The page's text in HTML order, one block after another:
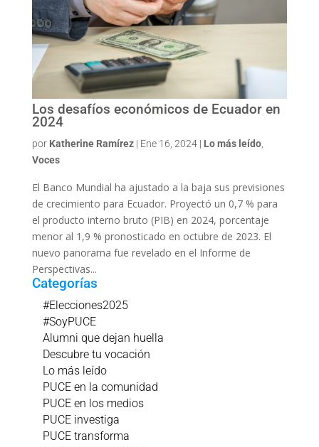
Los desafíos económicos de Ecuador en
2024
por Katherine Ramírez| Ene 16, 2024| Lo más leído,
Voces
El Banco Mundial ha ajustado a la baja sus previsiones
de crecimiento para Ecuador. Proyectó un 0,7 % para
el producto interno bruto (PIB) en 2024, porcentaje
menor al 1,9 % pronosticado en octubre de 2023. El
nuevo panorama fue revelado en el Informe de
Perspectivas...
Categorías
#Elecciones2025
#SoyPUCE
Alumni que dejan huella
Descubre tu vocación
Lo más leído
PUCE en la comunidad
PUCE en los medios
PUCE investiga
PUCE transforma